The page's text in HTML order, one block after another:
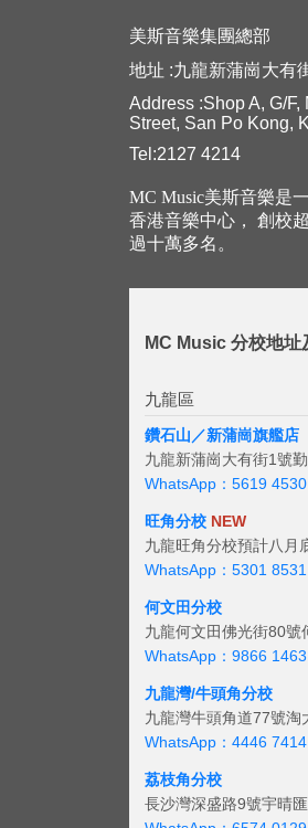
美斯音樂集團總部
地址 :九龍新蒲崗大有
Address :Shop A, G/F,
Street, San Po Kong,
Tel:2127 4214
MC Music美斯音樂是
香港音樂中心， 創校
過十萬多名。
MC Music 分校地
九龍區
鑽石山／新蒲崗旗艦店
九龍新蒲崗大有街1號
WhatsApp：5619 4530
旺角分校 NEW
九龍旺角分校預計八月
WhatsApp：5301 8531
何文田分校
九龍何文田佛光街80
WhatsApp：9866 1463
九龍灣/牛頭角分校
九龍灣牛頭角道77號
WhatsApp：4446 7414
荔枝角分校
長沙灣深盛路9號宇晴